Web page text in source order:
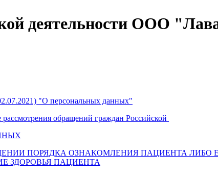
деятельности ООО
"О персональных данных"
обращений граждан Российской
ПОРЯДКА ОЗНАКОМЛЕНИЯ ПАЦИЕНТА ЛИБО
ЗДОРОВЬЯ ПАЦИЕНТА